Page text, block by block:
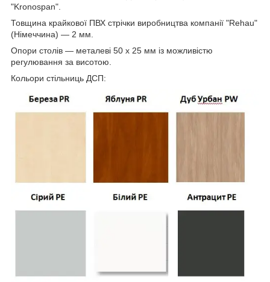
"Kronospan".
Товщина крайкової ПВХ стрічки виробництва компанії "Rehau"
(Німеччина) — 2 мм.
Опори столів — металеві 50 х 25 мм із можливістю
регулювання за висотою.
Кольори стільниць ДСП: